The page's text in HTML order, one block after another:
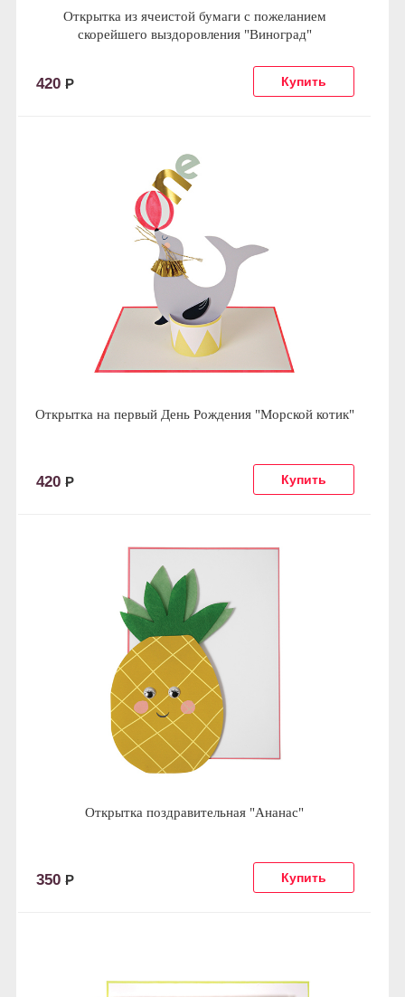
Открытка из ячеистой бумаги с пожеланием
скорейшего выздоровления "Виноград"
420 Р
Открытка на первый День Рождения "Морской котик"
420 Р
Открытка поздравительная "Ананас"
350 Р